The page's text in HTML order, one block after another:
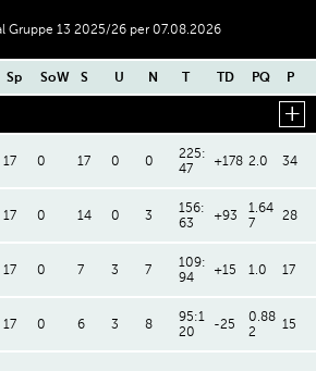
Gruppe 13 2025/26 per 07.08.2026
Sp SoW S U N T TD PQ P
17 0 17 0 0
225:
47
+178 2.0 34
17 0 14 0 3
156:
63
+93
1.64
7
28
17 0 7 3 7
109:
94
+15 1.0 17
17 0 6 3 8
95:1
20
-25
0.88
2
15